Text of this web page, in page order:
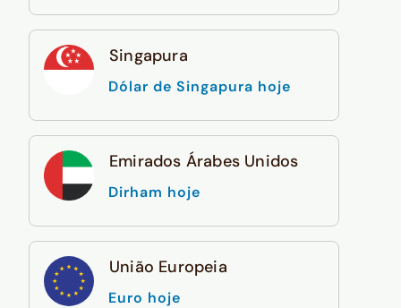
Singapura
Dólar de Singapura hoje
Emirados Árabes Unidos
Dirham hoje
União Europeia
Euro hoje